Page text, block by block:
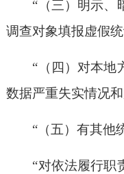
“（三）明示、暗
调查对象填报虚假统
“（四）对本地方
数据严重失实情况
“（五）有其他统
“对依法履行职责